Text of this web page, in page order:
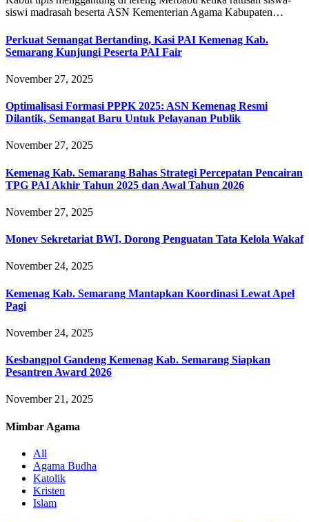
siswi madrasah beserta ASN Kementerian Agama Kabupaten…
Perkuat Semangat Bertanding, Kasi PAI Kemenag Kab.
Semarang Kunjungi Peserta PAI Fair
November 27, 2025
Optimalisasi Formasi PPPK 2025: ASN Kemenag Resmi
Dilantik, Semangat Baru Untuk Pelayanan Publik
November 27, 2025
Kemenag Kab. Semarang Bahas Strategi Percepatan Pencairan
TPG PAI Akhir Tahun 2025 dan Awal Tahun 2026
November 27, 2025
Monev Sekretariat BWI, Dorong Penguatan Tata Kelola Wakaf
November 24, 2025
Kemenag Kab. Semarang Mantapkan Koordinasi Lewat Apel
Pagi
November 24, 2025
Kesbangpol Gandeng Kemenag Kab. Semarang Siapkan
Pesantren Award 2026
November 21, 2025
Mimbar Agama
All
Agama Budha
Katolik
Kristen
Islam